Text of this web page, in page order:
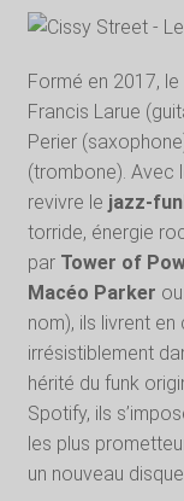
Formé en 2017,
Francis Larue
Perier
(trombone). Avec
revivre le jazz-
torride, énergie
par Tower of
Macéo Parker
nom), ils livrent
irrésistiblement
hérité du funk
Spotify, ils
les plus
un nouveau